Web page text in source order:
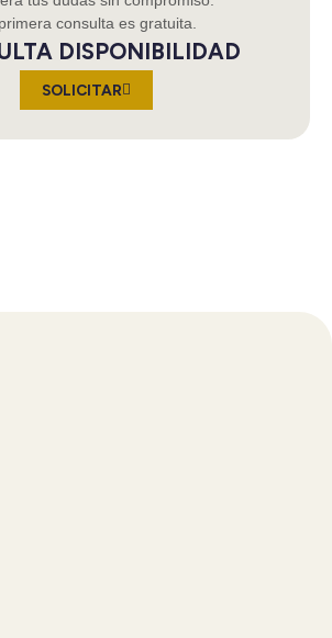
consulta es gratuita.
DISPONIBILIDAD
SOLICITAR